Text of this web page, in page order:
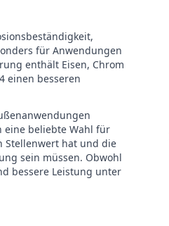
RVS Edelstahl
für Anwendungen
enthält Eisen, Chrom
einen besseren
eine beliebte Wahl für
Stellenwert hat und die
sein müssen. Obwohl
bessere Leistung unter